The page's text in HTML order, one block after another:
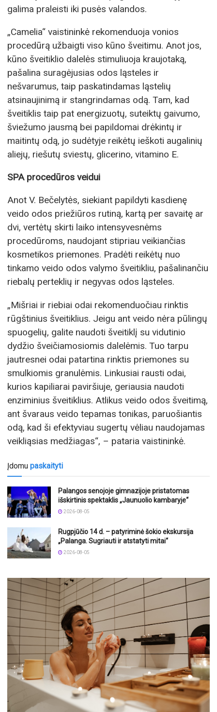
galima praleisti iki pusės valandos.
„Camelia“ vaistininkė rekomenduoja vonios
procedūrą užbaigti viso kūno šveitimu. Anot jos,
kūno šveitiklio dalelės stimuliuoja kraujotaką,
pašalina suragėjusias odos ląsteles ir
nešvarumus, taip paskatindamas ląstelių
atsinaujinimą ir stangrindamas odą. Tam, kad
šveitiklis taip pat energizuotų, suteiktų gaivumo,
šviežumo jausmą bei papildomai drėkintų ir
maitintų odą, jo sudėtyje reikėtų ieškoti augalinių
aliejų, riešutų sviestų, glicerino, vitamino E.
SPA procedūros veidui
Anot V. Bečelytės, siekiant papildyti kasdienę
veido odos priežiūros rutiną, kartą per savaitę ar
dvi, vertėtų skirti laiko intensyvesnėms
procedūroms, naudojant stipriau veikiančias
kosmetikos priemones. Pradėti reikėtų nuo
tinkamo veido odos valymo šveitikliu, pašalinančiu
riebalų perteklių ir negyvas odos ląsteles.
„Mišriai ir riebiai odai rekomenduočiau rinktis
rūgštinius šveitiklius. Jeigu ant veido nėra pūlingų
spuogelių, galite naudoti šveitiklį su vidutinio
dydžio šveičiamosiomis dalelėmis. Tuo tarpu
jautresnei odai patartina rinktis priemones su
smulkiomis granulėmis. Linkusiai rausti odai,
kurios kapiliarai paviršiuje, geriausia naudoti
enziminius šveitiklius. Atlikus veido odos šveitimą,
ant švaraus veido tepamas tonikas, paruošiantis
odą, kad ši efektyviau sugertų vėliau naudojamas
veikliąsias medžiagas“, – pataria vaistininkė.
Įdomu paskaityti
Palangos senojoje gimnazijoje pristatomas
išskirtinis spektaklis „Jaunuolio kambaryje“
2026-08-05
Rugpjūčio 14 d. – patyriminė šokio ekskursija
„Palanga. Sugriauti ir atstatyti mitai“
2026-08-05